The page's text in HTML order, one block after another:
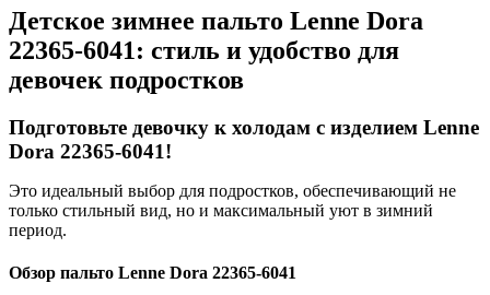
Детское зимнее пальто Lenne Dora
22365-6041: стиль и удобство для
девочек подростков
Подготовьте девочку к холодам с изделием Lenne
Dora 22365-6041!
Это идеальный выбор для подростков, обеспечивающий не
только стильный вид, но и максимальный уют в зимний
период.
Обзор пальто Lenne Dora 22365-6041